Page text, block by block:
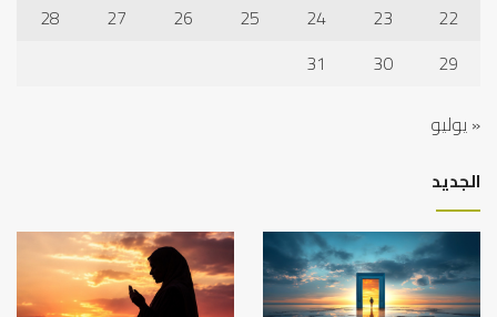
22
23
24
25
26
27
28
29
30
31
« يوليو
الجديد